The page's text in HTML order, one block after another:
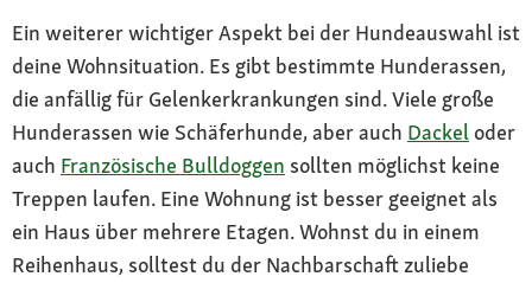
Ein weiterer wichtiger Aspekt bei der Hundeauswahl ist
deine Wohnsituation. Es gibt bestimmte Hunderassen,
die anfällig für Gelenkerkrankungen sind. Viele große
Hunderassen wie Schäferhunde, aber auch Dackel oder
auch Französische Bulldoggen sollten möglichst keine
Treppen laufen. Eine Wohnung ist besser geeignet als
ein Haus über mehrere Etagen. Wohnst du in einem
Reihenhaus, solltest du der Nachbarschaft zuliebe